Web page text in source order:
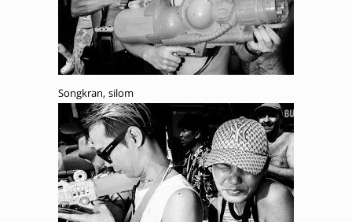
Songkran, silom